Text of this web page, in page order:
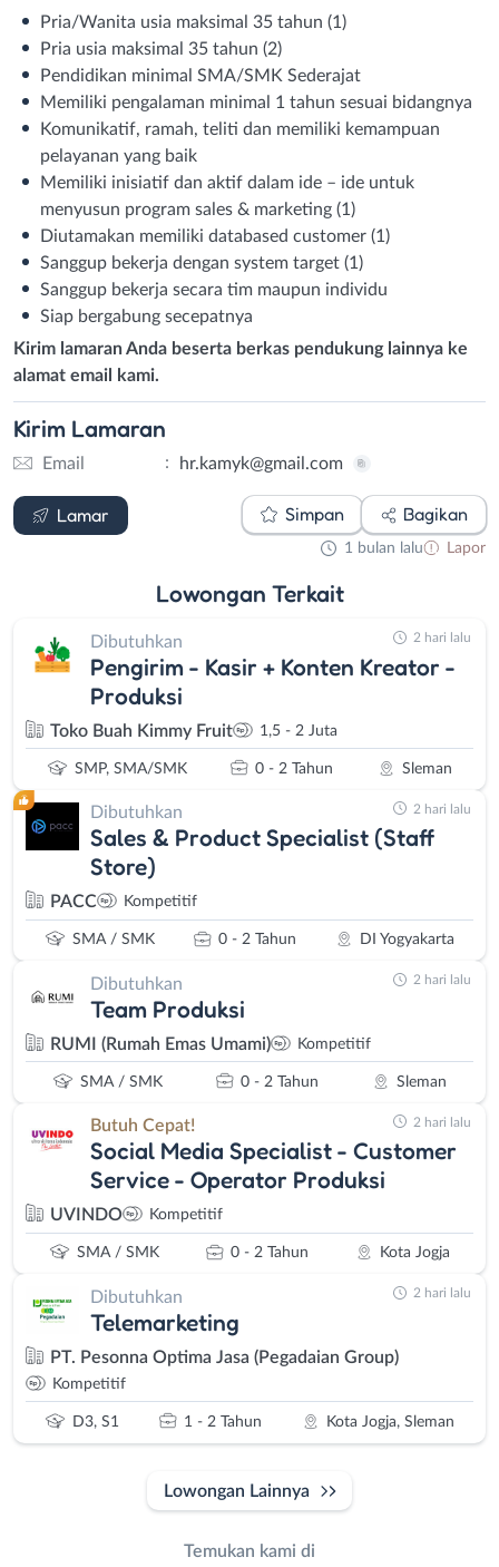
Pria/Wanita usia maksimal 35 tahun (1)
Pria usia maksimal 35 tahun (2)
Pendidikan minimal SMA/SMK Sederajat
Memiliki pengalaman minimal 1 tahun sesuai bidangnya
Komunikatif, ramah, teliti dan memiliki kemampuan
pelayanan yang baik
Memiliki inisiatif dan aktif dalam ide – ide untuk
menyusun program sales & marketing (1)
Diutamakan memiliki databased customer (1)
Sanggup bekerja dengan system target (1)
Sanggup bekerja secara tim maupun individu
Siap bergabung secepatnya
Kirim lamaran Anda beserta berkas pendukung lainnya ke
alamat email kami.
Kirim Lamaran
Email : hr.kamyk@gmail.com
Lamar
Email
Simpan Bagikan
1 bulan lalu Lapor
Lowongan Terkait
Dibutuhkan
Pengirim - Kasir + Konten Kreator -
Produksi
Toko Buah Kimmy Fruit 1,5 - 2 Juta
SMP, SMA/SMK 0 - 2 Tahun Sleman
2 hari lalu
Dibutuhkan
Sales & Product Specialist (Staff
Store)
PACC Kompetitif
SMA / SMK 0 - 2 Tahun DI Yogyakarta
2 hari lalu
Dibutuhkan
Team Produksi
RUMI (Rumah Emas Umami) Kompetitif
SMA / SMK 0 - 2 Tahun Sleman
2 hari lalu
Butuh Cepat!
Social Media Specialist - Customer
Service - Operator Produksi
UVINDO Kompetitif
SMA / SMK 0 - 2 Tahun Kota Jogja
2 hari lalu
Dibutuhkan
Telemarketing
PT. Pesonna Optima Jasa (Pegadaian Group)
Kompetitif
D3, S1 1 - 2 Tahun Kota Jogja, Sleman
2 hari lalu
Lowongan Lainnya
Temukan kami di